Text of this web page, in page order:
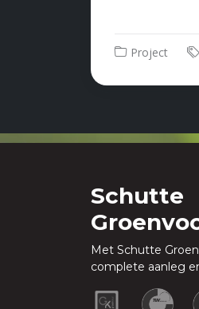
Project
Schutte
Met Schutte
complete aanleg